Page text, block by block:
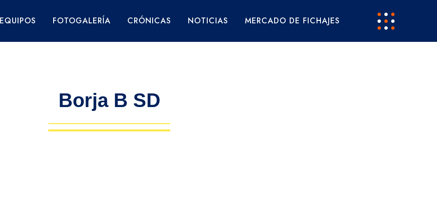
EQUIPOS FOTOGALERÍA CRÓNICAS NOTICIAS MERCADO DE FICHAJES
Borja B SD